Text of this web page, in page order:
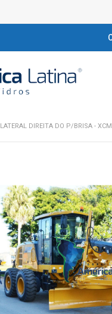
LATERAL DIREITA DO P/BRISA -